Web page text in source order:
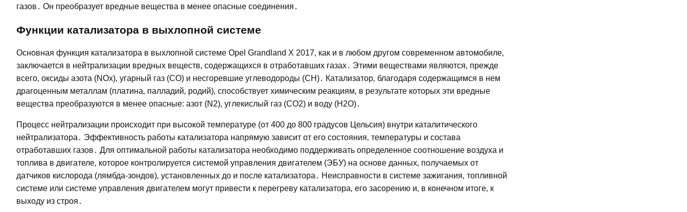
газов․ Он преобразует вредные вещества в менее опасные соединения․
Функции катализатора в выхлопной системе
Основная функция катализатора в выхлопной системе Opel Grandland X 2017‚ как и в любом другом современном автомобиле‚
заключается в нейтрализации вредных веществ‚ содержащихся в отработавших газах․ Этими веществами являются‚ прежде
всего‚ оксиды азота (NOx)‚ угарный газ (CO) и несгоревшие углеводороды (CH)․ Катализатор‚ благодаря содержащимся в нем
драгоценным металлам (платина‚ палладий‚ родий)‚ способствует химическим реакциям‚ в результате которых эти вредные
вещества преобразуются в менее опасные: азот (N2)‚ углекислый газ (CO2) и воду (H2O)․
Процесс нейтрализации происходит при высокой температуре (от 400 до 800 градусов Цельсия) внутри каталитического
нейтрализатора․ Эффективность работы катализатора напрямую зависит от его состояния‚ температуры и состава
отработавших газов․ Для оптимальной работы катализатора необходимо поддерживать определенное соотношение воздуха и
топлива в двигателе‚ которое контролируется системой управления двигателем (ЭБУ) на основе данных‚ получаемых от
датчиков кислорода (лямбда-зондов)‚ установленных до и после катализатора․ Неисправности в системе зажигания‚ топливной
системе или системе управления двигателем могут привести к перегреву катализатора‚ его засорению и‚ в конечном итоге‚ к
выходу из строя․